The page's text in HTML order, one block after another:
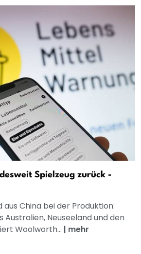
Spielzeug zurück -
aus China bei der Produktion:
Australien, Neuseeland und den
Woolworth... | mehr